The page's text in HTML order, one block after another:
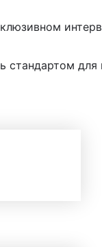
стандартом для